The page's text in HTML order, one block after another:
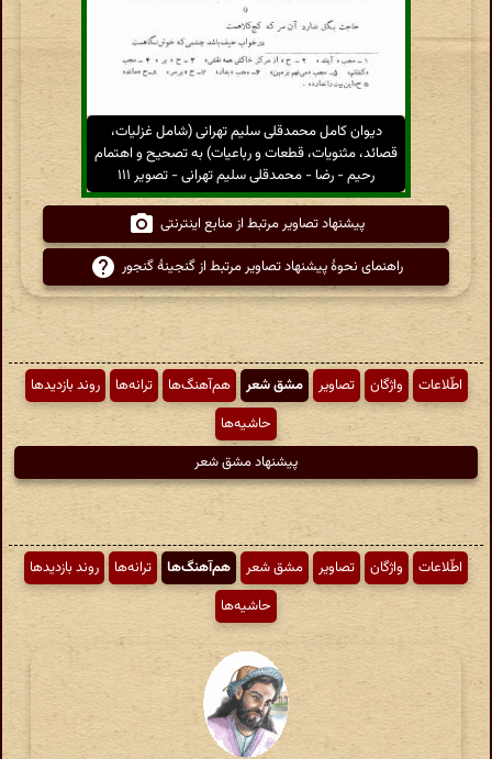
دیوان کامل محمدقلی سلیم تهرانی (شامل غزلیات،
قصائد، مثنویات، قطعات و رباعیات) به تصحیح و اهتمام
رحیم - رضا - محمدقلی سلیم تهرانی - تصویر ۱۱۱
پیشنهاد تصاویر مرتبط از منابع اینترنتی
راهنمای نحوهٔ پیشنهاد تصاویر مرتبط از گنجینهٔ گنجور
اطّلاعات واژگان تصاویر مشق شعر هم‌آهنگ‌ها ترانه‌ها
روند بازدیدها
حاشیه‌ها
پیشنهاد مشق شعر
اطّلاعات واژگان تصاویر مشق شعر هم‌آهنگ‌ها ترانه‌ها
روند بازدیدها
حاشیه‌ها